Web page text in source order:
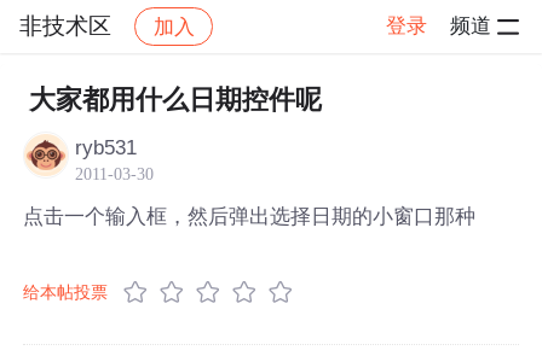
非技术区 加入 登录 频道
社区 非技术区 帖子详情
大家都用什么日期控件呢
ryb531
2011-03-30
点击一个输入框，然后弹出选择日期的小窗口那种
给本帖投票